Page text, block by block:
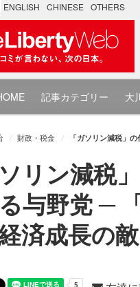
ENGLISH CHINESE OTHERS
記事カテゴリー 大
財政・税金 「ガソリン減税」
ソリン減税
与野党 ─
済成長の敵